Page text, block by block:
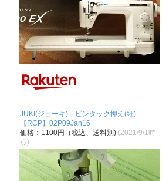
JUKI(ジューキ) ピンタック押え(細)
【RCP】02P09Jan16
価格：1100円（税込、送料別) (2021/9/1時
点)